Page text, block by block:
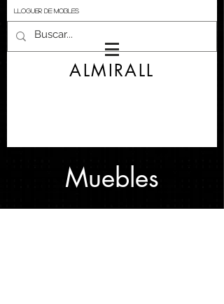
LLOGUER DE MOBLES
ALMIRALL
Muebles